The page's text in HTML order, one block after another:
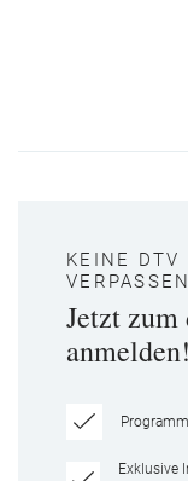
KEINE DTV
VERPASSEN
Jetzt
anmelden!
Exklusive